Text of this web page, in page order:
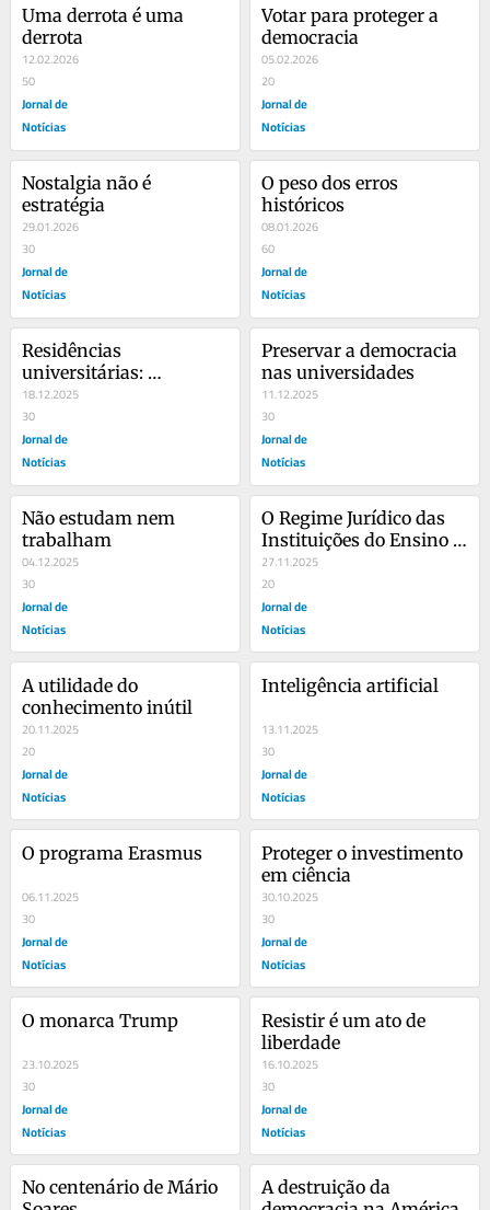
Uma derrota é uma
derrota
12.02.2026
50
Jornal de
Notícias
Votar para proteger a
democracia
05.02.2026
20
Jornal de
Notícias
Nostalgia não é
estratégia
29.01.2026
30
Jornal de
Notícias
O peso dos erros
históricos
08.01.2026
60
Jornal de
Notícias
Residências
universitárias:
princípios e
compromissos
18.12.2025
30
Jornal de
Notícias
Preservar a democracia
nas universidades
11.12.2025
30
Jornal de
Notícias
Não estudam nem
trabalham
04.12.2025
30
Jornal de
Notícias
O Regime Jurídico das
Instituições do Ensino
Superior
27.11.2025
20
Jornal de
Notícias
A utilidade do
conhecimento inútil
20.11.2025
20
Jornal de
Notícias
Inteligência artificial
13.11.2025
30
Jornal de
Notícias
O programa Erasmus
06.11.2025
30
Jornal de
Notícias
Proteger o investimento
em ciência
30.10.2025
30
Jornal de
Notícias
O monarca Trump
23.10.2025
30
Jornal de
Notícias
Resistir é um ato de
liberdade
16.10.2025
30
Jornal de
Notícias
No centenário de Mário
A destruição da